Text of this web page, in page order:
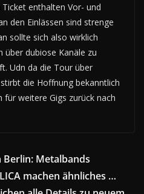
enthalten Vor- und
den Einlässen sind strenge
sollte sich also wirklich
über dubiose Kanäle zu
Udn da die Tour über
die Hoffnung bekanntlich
für weitere Gigs zurück nach
Berlin: Metalbands
machen ähnliches …